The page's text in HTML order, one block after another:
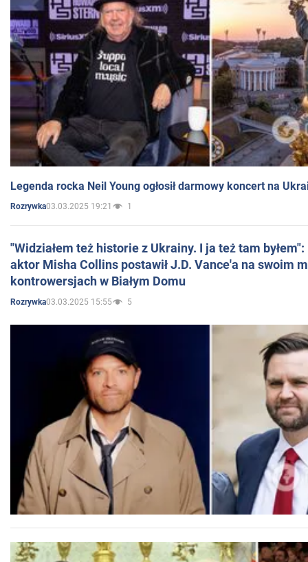
Legenda rocka Neil Young ogłosił darmowy koncert na
Rozrywka03.03.2025 19:21 1
"Widziałem też historie z Ukrainy. I ja też tam
aktor Misha Collins postawił J.D. Vance'a na swoim
kontrowersjach w Białym Domu
Rozrywka03.03.2025 15:55 5